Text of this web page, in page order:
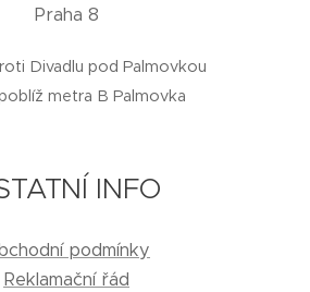
Praha 8
Divadlu pod Palmovkou
metra B Palmovka
INFO
podmínky
Reklamační řád